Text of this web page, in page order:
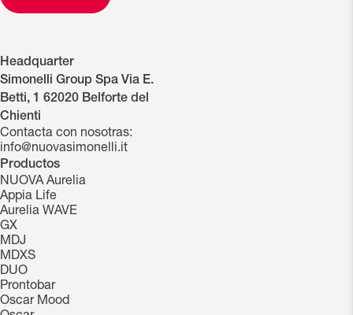
Headquarter
Simonelli Group Spa Via E.
Betti, 1 62020 Belforte del
Chienti
Contacta con nosotras:
info@nuovasimonelli.it
Productos
NUOVA Aurelia
Appia Life
Aurelia WAVE
GX
MDJ
MDXS
DUO
Prontobar
Oscar Mood